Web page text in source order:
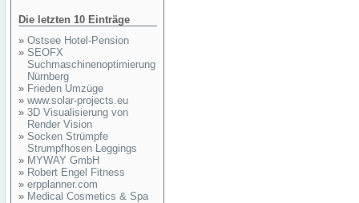
Die letzten 10 Einträge
» Ostsee Hotel-Pension
» SEOFX
Suchmaschinenoptimierung
Nürnberg
» Frieden Umzüge
» www.solar-projects.eu
» 3D Visualisierung von
Render Vision
» Socken Strümpfe
Strumpfhosen Leggings
» MYWAY GmbH
» Robert Engel Fitness
» erpplanner.com
» Medical Cosmetics & Spa